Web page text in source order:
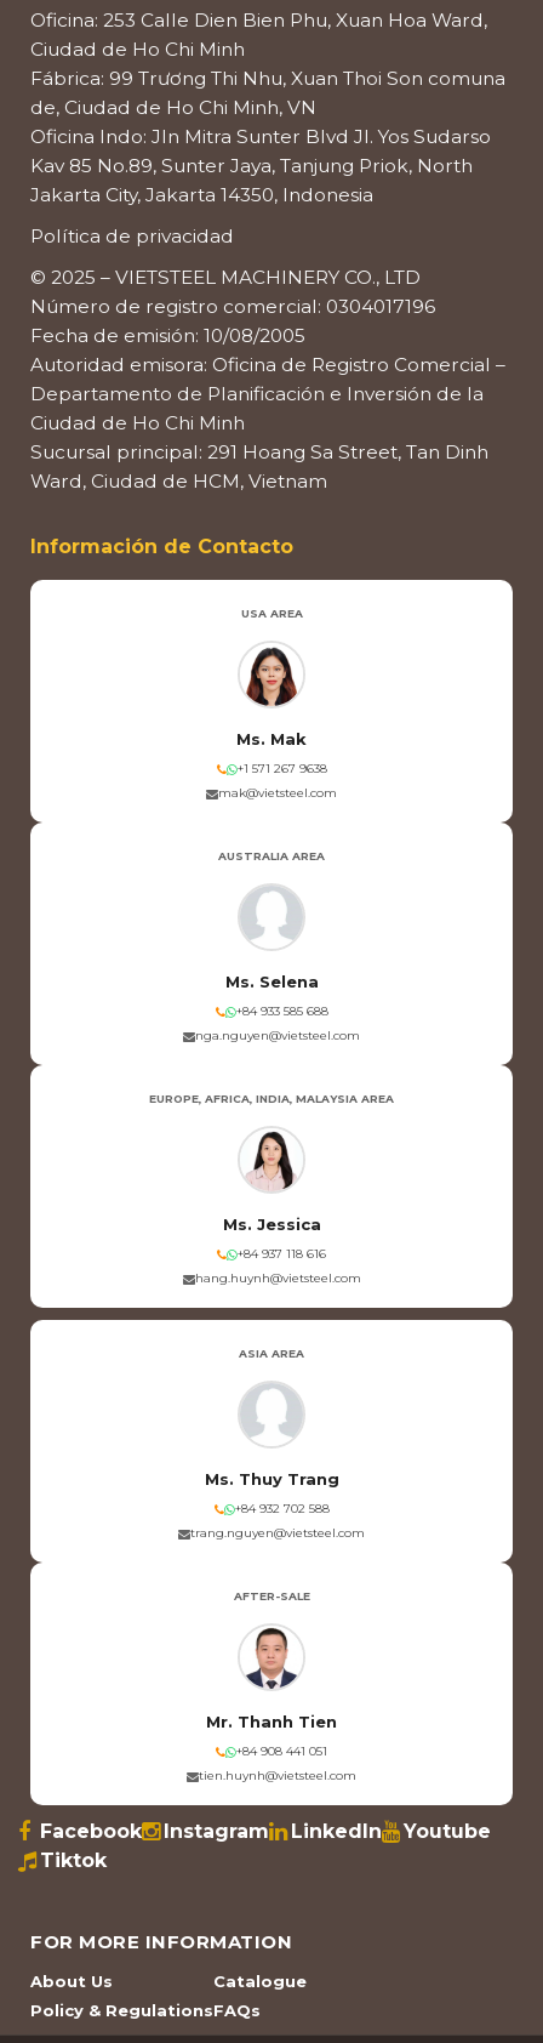
Oficina: 253 Calle Dien Bien Phu, Xuan Hoa Ward,
Ciudad de Ho Chi Minh
Fábrica: 99 Trương Thi Nhu, Xuan Thoi Son comuna
de, Ciudad de Ho Chi Minh, VN
Oficina Indo: Jln Mitra Sunter Blvd Jl. Yos Sudarso
Kav 85 No.89, Sunter Jaya, Tanjung Priok, North
Jakarta City, Jakarta 14350, Indonesia
Política de privacidad
© 2025 – VIETSTEEL MACHINERY CO., LTD
Número de registro comercial: 0304017196
Fecha de emisión: 10/08/2005
Autoridad emisora: Oficina de Registro Comercial –
Departamento de Planificación e Inversión de la
Ciudad de Ho Chi Minh
Sucursal principal: 291 Hoang Sa Street, Tan Dinh
Ward, Ciudad de HCM, Vietnam
Información de Contacto
USA AREA
Ms. Mak
+1 571 267 9638
mak@vietsteel.com
AUSTRALIA AREA
Ms. Selena
+84 933 585 688
nga.nguyen@vietsteel.com
EUROPE, AFRICA, INDIA, MALAYSIA AREA
Ms. Jessica
+84 937 118 616
hang.huynh@vietsteel.com
ASIA AREA
Ms. Thuy Trang
+84 932 702 588
trang.nguyen@vietsteel.com
AFTER-SALE
Mr. Thanh Tien
+84 908 441 051
tien.huynh@vietsteel.com
Facebook Instagram LinkedIn
Youtube
Tiktok
FOR MORE INFORMATION
About Us
Policy & Regulations
Catalogue
FAQs